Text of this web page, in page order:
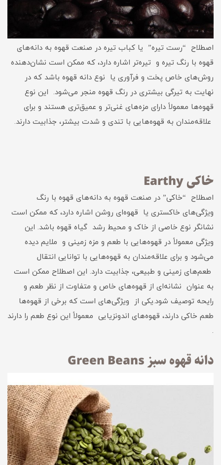
اصطلاح “رست تیره” یا کباب تیره در صنعت قهوه به دانه‌های
قهوه با رنگ تیره و تیره‌تر اشاره دارد، که ممکن است نشان‌دهنده
روش‌های خاص پخت و فرآوری یا نوع دانه قهوه باشد که در
نهایت به تیرگی بیشتری در رنگ قهوه منجر می‌شود. این نوع
قهوه‌ها معمولاً دارای مزه‌های غنی‌تر و عمیق‌تری هستند و برای
علاقه‌مندان به قهوه‌هایی با تندی و شدت بیشتر، جذابیت دارند.
خاکی Earthy
اصطلاح “خاکی” در صنعت قهوه به دانه‌های قهوه با رنگ
ویژگی‌های خاکستری یا قهوه‌ای روشن اشاره دارد، که ممکن است
نشانگر نوع خاصی از خاک و محیط رشد گیاه قهوه باشد. این
ویژگی معمولاً در قهوه‌هایی با طعم و مزه زمینی و ملایم دیده
می‌شود و برای علاقه‌مندان به قهوه‌هایی با توانایی انتقال
طعم‌های زمینی و طبیعی، جذابیت دارد. این اصطلاح ممکن است
به عنوان نشانه‌ای از قهوه‌های خاص و متفاوت از نظر طعم و
رایحه توصیف شود.یکی از ویژگی‌های است که برخی از قهوه‌ها
طعم خاکی دارند، قهوه‌های اندونزیایی معمولاً این نوع طعم را دارند
.
دانه قهوه سبز Green Beans